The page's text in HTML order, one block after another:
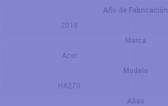
Año de Fabricación
2018
Marca
Acer
Modelo
HA270
Alias